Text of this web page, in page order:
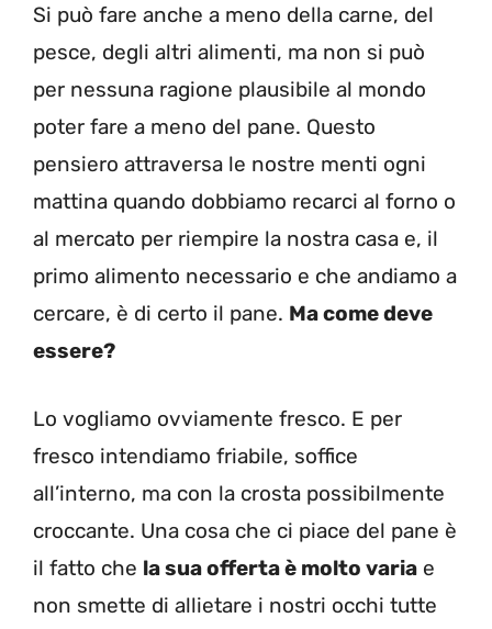
Si può fare anche a meno della carne, del
pesce, degli altri alimenti, ma non si può
per nessuna ragione plausibile al mondo
poter fare a meno del pane. Questo
pensiero attraversa le nostre menti ogni
mattina quando dobbiamo recarci al forno o
al mercato per riempire la nostra casa e, il
primo alimento necessario e che andiamo a
cercare, è di certo il pane. Ma come deve
essere?
Lo vogliamo ovviamente fresco. E per
fresco intendiamo friabile, soffice
all’interno, ma con la crosta possibilmente
croccante. Una cosa che ci piace del pane è
il fatto che la sua offerta è molto varia e
non smette di allietare i nostri occhi tutte